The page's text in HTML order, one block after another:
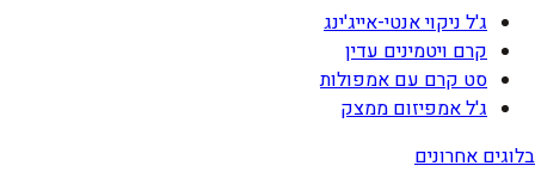
ג'ל ניקוי אנטי-אייג'ינג
קרם ויטמינים עדין
סט קרם עם אמפולות
ג'ל אמפיזום ממצק
בלוגים אחרונים